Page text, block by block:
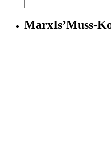
nach:
MarxIs’Muss-